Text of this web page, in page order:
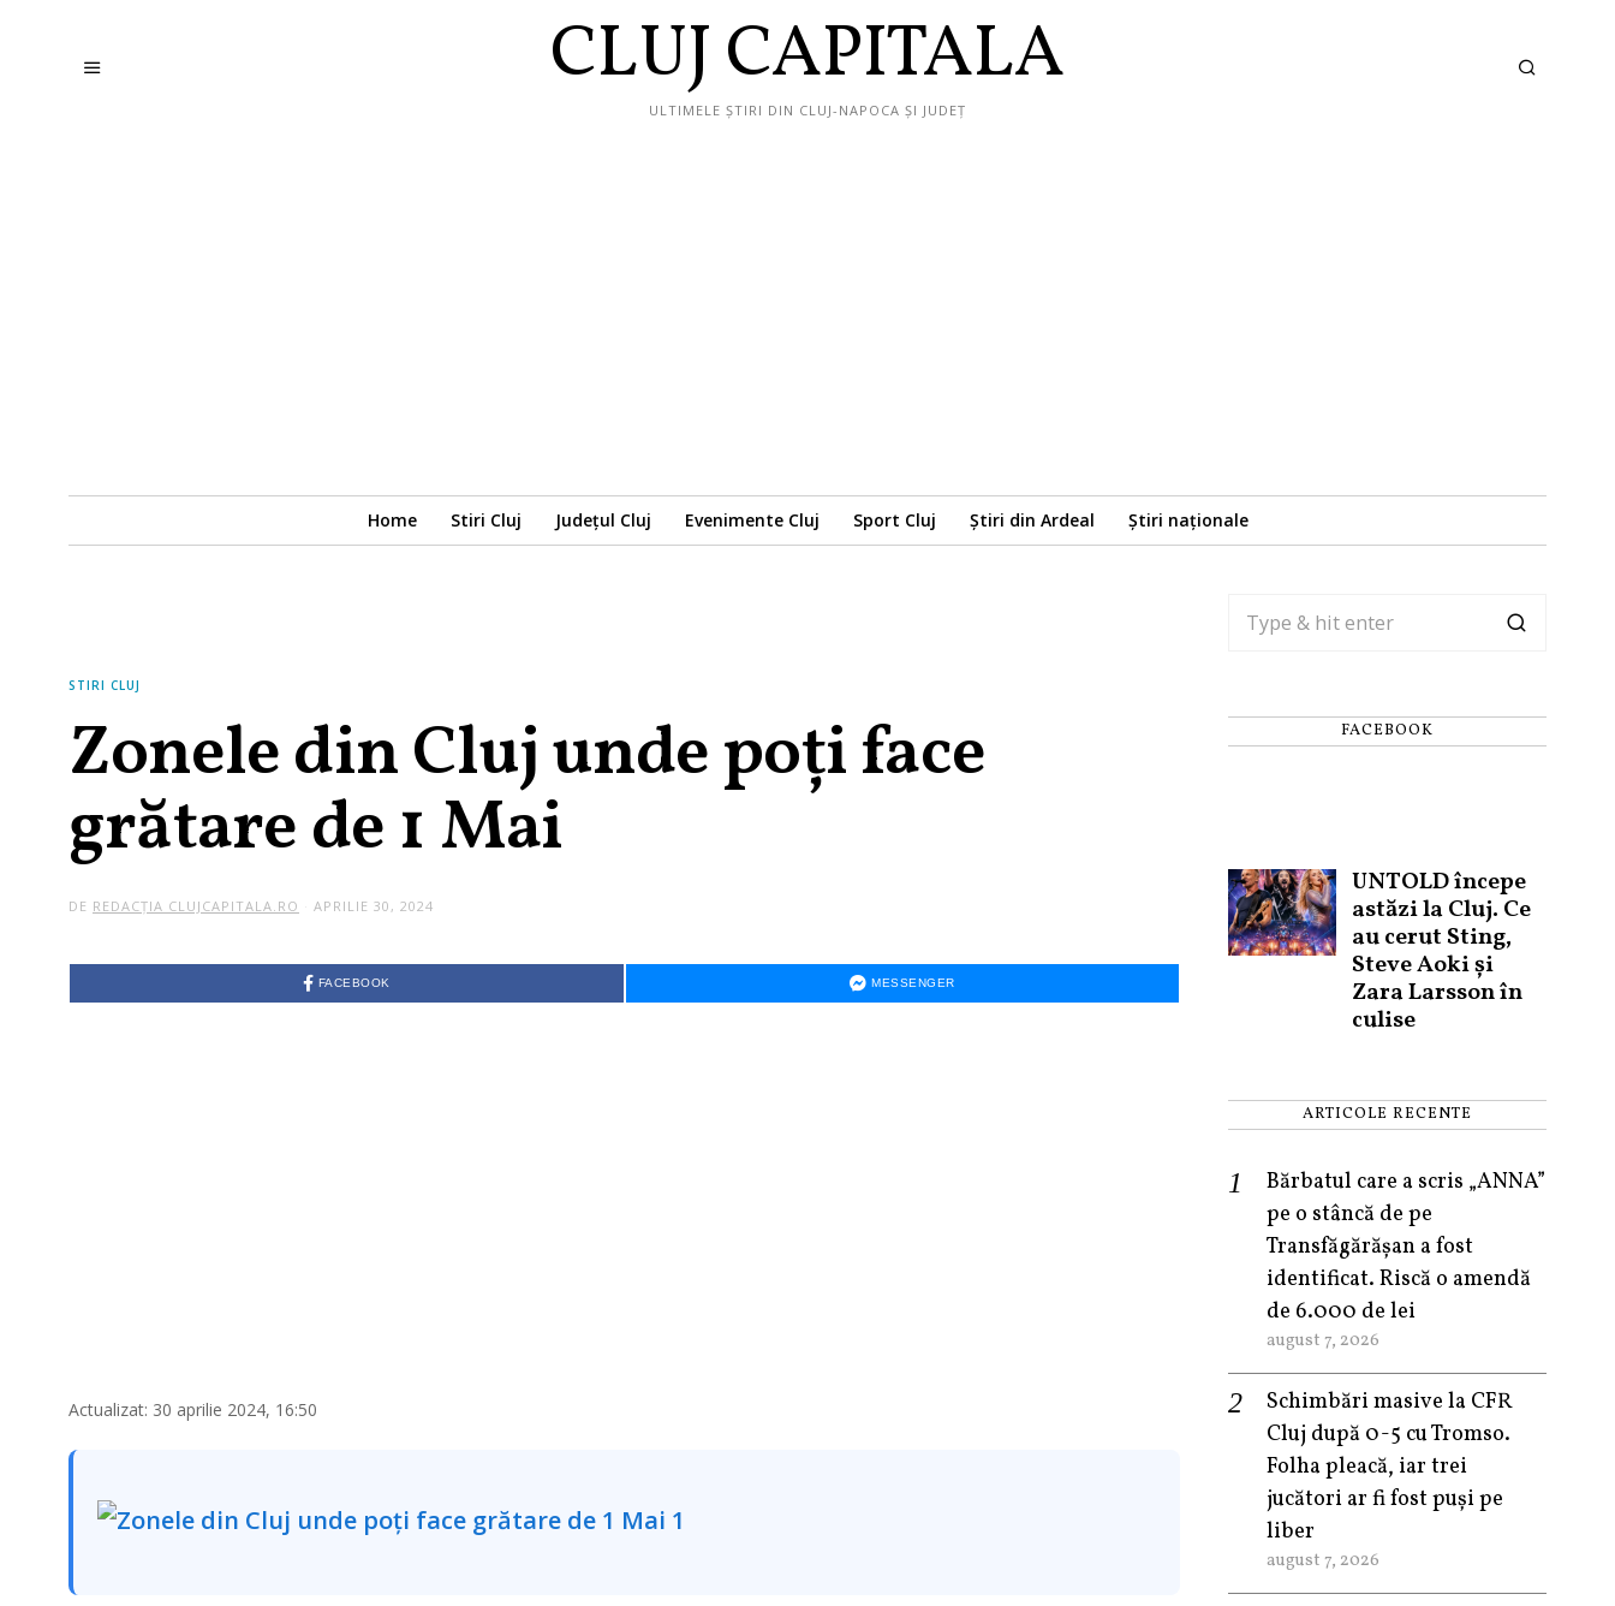
CLUJ CAPITALA
ULTIMELE ȘTIRI DIN CLUJ-NAPOCA ȘI JUDEȚ
Home Stiri Cluj Județul Cluj Evenimente Cluj Sport Cluj Știri din Ardeal Știri naționale
STIRI CLUJ
Zonele din Cluj unde poți face
grătare de 1 Mai
DE REDACȚIA CLUJCAPITALA.RO APRILIE 30, 2024
FACEBOOK MESSENGER
Actualizat: 30 aprilie 2024, 16:50
FACEBOOK
UNTOLD începe
astăzi la Cluj. Ce
au cerut Sting,
Steve Aoki și
Zara Larsson în
culise
ARTICOLE RECENTE
Bărbatul care a scris „ANNA”
pe o stâncă de pe
Transfăgărășan a fost
identificat. Riscă o amendă
de 6.000 de lei
august 7, 2026
Schimbări masive la CFR
Cluj după 0-5 cu Tromso.
Folha pleacă, iar trei
jucători ar fi fost puși pe
liber
august 7, 2026